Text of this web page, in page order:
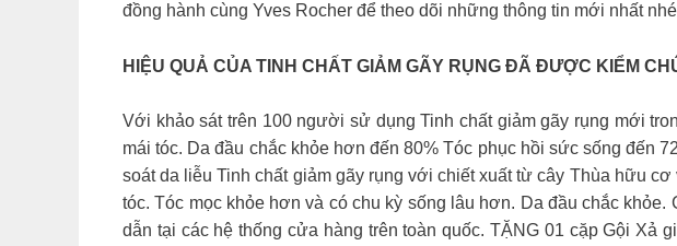
đồng hành cùng Yves Rocher để theo dõi những thông tin mới nhất
HIỆU QUẢ CỦA TINH CHẤT GIẢM GÃY RỤNG ĐÃ ĐƯỢC KIỂM
Với khảo sát trên 100 người sử dụng Tinh chất giảm gãy rụng mới
mái tóc. Da đầu chắc khỏe hơn đến 80% Tóc phục hồi sức sống đến
soát da liễu Tinh chất giảm gãy rụng với chiết xuất từ cây Thùa hữu
tóc. Tóc mọc khỏe hơn và có chu kỳ sống lâu hơn. Da đầu chắc
dẫn tại các hệ thống cửa hàng trên toàn quốc. TẶNG 01 cặp Gội Xả